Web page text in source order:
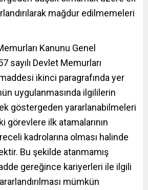
mağdur edilmemeleri
Kanunu Genel
sayılı Devlet Memurları
ikinci paragrafında yer
uygulanmasında ilgililerin
göstergeden yararlanabilmeleri
görevlere ilk atamalarının
kadrolarına olması halinde
Bu şekilde atanmamış
gereğince kariyerleri ile ilgili
mümkün